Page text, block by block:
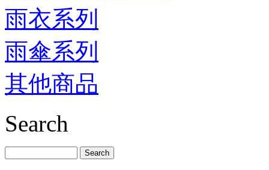
雨衣系列
雨傘系列
其他商品
Search